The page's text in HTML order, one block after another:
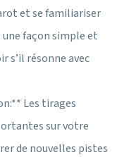
et se familiariser
une façon simple et
s’il résonne avec
Les tirages
sur votre
de nouvelles pistes